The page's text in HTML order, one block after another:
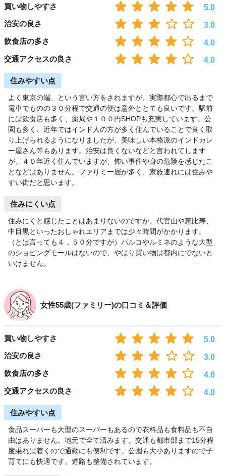
買い物しやすさ
5.0
治安の良さ
3.0
飲食店の多さ
4.0
交通アクセスの良さ
4.0
住みやすい点
よく東京の端、という言い方をされますが、実際都心で出るまで
電車でものの３０分程で交通の便は意外ととても良いです。駅前
には飲食店も多く、薬局や１００円SHOPも充実しています。公
園も多く、近年ではインド人の方が多く住んでいることで良く取
り上げられるようになりましたが、美味しい本格派のインドカレ
ー屋さん等もあります。治安は良くないなどと言われてします
が、４０年近く住んでいますが、怖い事件や身の危険を感じたこ
となどはありません。ファりミー層が多く、家族連れには住みや
すい街だと思います。
住みにくい点
住みにくと感じたことはあまりないのですが、代官山や恵比寿、
中目黒といったおしゃれエリアまでは少々時間がかかります。
（とは言っても４，５０分ですが）パルコやルミネのような大型
のショピングモールはないので、やはり買い物は都内にでないと
いけません。
女性55歳(ファミリー)の口コミ＆評価
買い物しやすさ
5.0
治安の良さ
3.0
飲食店の多さ
4.0
交通アクセスの良さ
4.0
住みやすい点
食品スーパーも大型のスーパーもあるので衣料品も食料品も不自
由はありません。地元で全て済みます。交通も都市部まで15分程
度乗れば着くので通勤にも便利です。公園も大小ありますので子
育てにも快適です。道路も整備されています。